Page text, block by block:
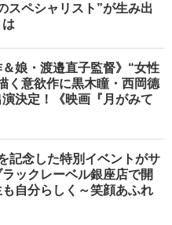
スペシャリスト”が生み出
は
＆娘・渡邉直子監督》“女性
く意欲作に黒木瞳・西岡德
決定！《映画『月がみて
記念した特別イベントがサ
ックレーベル銀座店で開
自分らしく～笑顔あふれ